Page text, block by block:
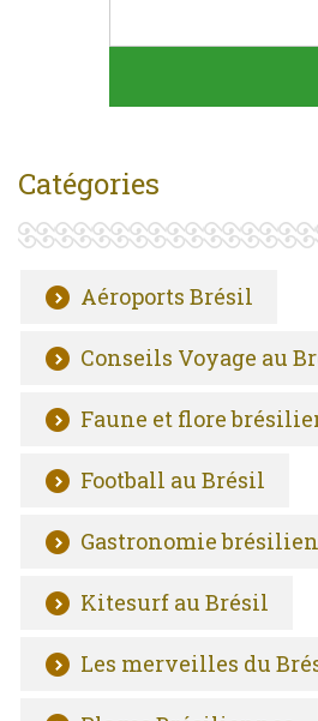
Catégories
Aéroports Brésil
Conseils Voyage au
Faune et flore
Football au Brésil
Gastronomie
Kitesurf au Brésil
Les merveilles du